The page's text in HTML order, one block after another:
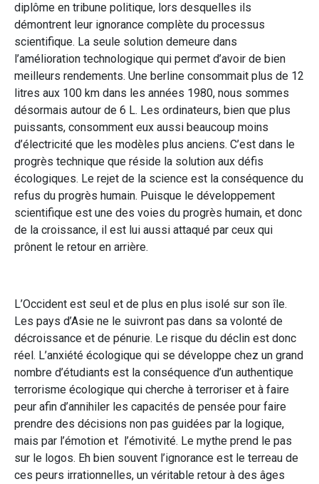
diplôme en tribune politique, lors desquelles ils
démontrent leur ignorance complète du processus
scientifique. La seule solution demeure dans
l’amélioration technologique qui permet d’avoir de bien
meilleurs rendements. Une berline consommait plus de 12
litres aux 100 km dans les années 1980, nous sommes
désormais autour de 6 L. Les ordinateurs, bien que plus
puissants, consomment eux aussi beaucoup moins
d’électricité que les modèles plus anciens. C’est dans le
progrès technique que réside la solution aux défis
écologiques. Le rejet de la science est la conséquence du
refus du progrès humain. Puisque le développement
scientifique est une des voies du progrès humain, et donc
de la croissance, il est lui aussi attaqué par ceux qui
prônent le retour en arrière.
L’Occident est seul et de plus en plus isolé sur son île.
Les pays d’Asie ne le suivront pas dans sa volonté de
décroissance et de pénurie. Le risque du déclin est donc
réel. L’anxiété écologique qui se développe chez un grand
nombre d’étudiants est la conséquence d’un authentique
terrorisme écologique qui cherche à terroriser et à faire
peur afin d’annihiler les capacités de pensée pour faire
prendre des décisions non pas guidées par la logique,
mais par l’émotion et l’émotivité. Le mythe prend le pas
sur le logos. Eh bien souvent l’ignorance est le terreau de
ces peurs irrationnelles, un véritable retour à des âges